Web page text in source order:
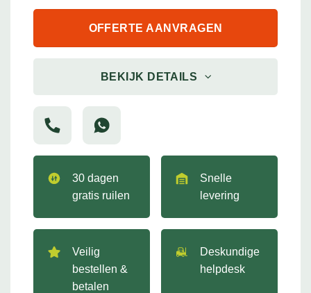
OFFERTE AANVRAGEN
BEKIJK DETAILS
30 dagen
gratis ruilen
Snelle
levering
Veilig
bestellen &
betalen
Deskundige
helpdesk